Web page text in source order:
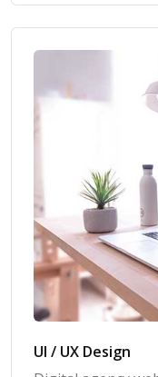
UI / UX Design